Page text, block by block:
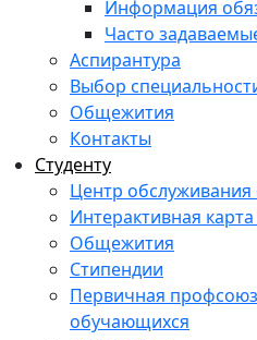
Информация
Часто
Аспирантура
Выбор
Общежития
Контакты
Студенту
Центр обслуживания
Интерактивная
Общежития
Стипендии
Первичная
обучающихся